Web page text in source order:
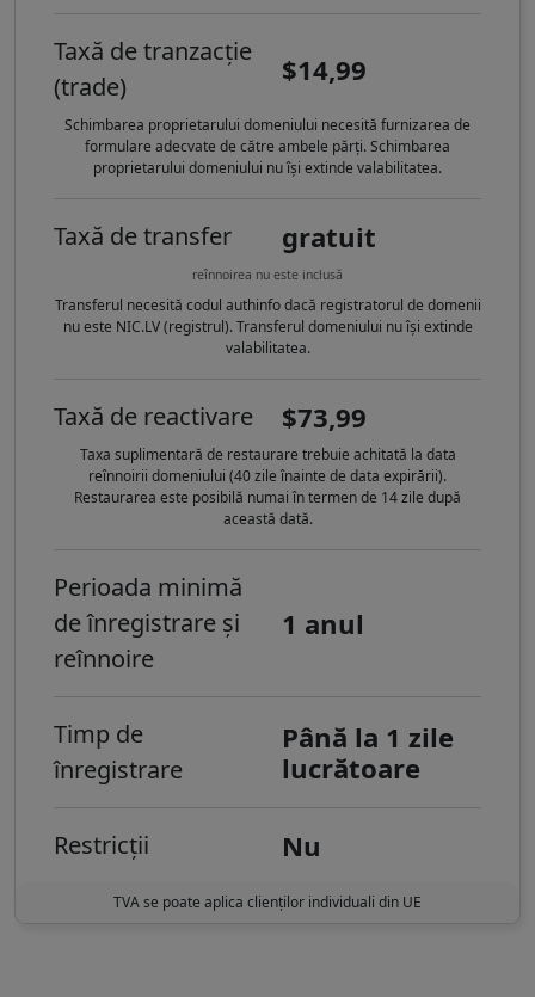
Taxă de tranzacție
(trade)
$14,99
Schimbarea proprietarului domeniului necesită furnizarea de
formulare adecvate de către ambele părți. Schimbarea
proprietarului domeniului nu își extinde valabilitatea.
Taxă de transfer gratuit
reînnoirea nu este inclusă
Transferul necesită codul authinfo dacă registratorul de domenii
nu este NIC.LV (registrul). Transferul domeniului nu își extinde
valabilitatea.
Taxă de reactivare $73,99
Taxa suplimentară de restaurare trebuie achitată la data
reînnoirii domeniului (40 zile înainte de data expirării).
Restaurarea este posibilă numai în termen de 14 zile după
această dată.
Perioada minimă
de înregistrare și
reînnoire
1 anul
Timp de
înregistrare
Până la 1 zile
lucrătoare
Restricții Nu
TVA se poate aplica clienților individuali din UE